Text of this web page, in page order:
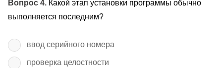
Вопрос 4. Какой этап установки программы обычно
выполняется последним?
ввод серийного номера
проверка целостности